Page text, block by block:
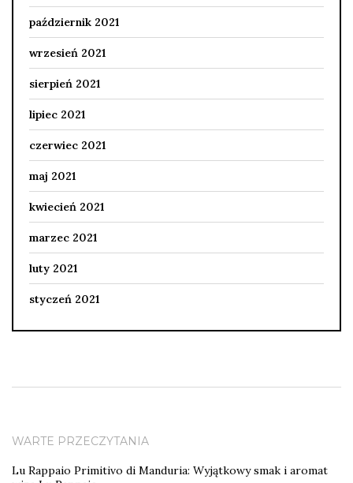
październik 2021
wrzesień 2021
sierpień 2021
lipiec 2021
czerwiec 2021
maj 2021
kwiecień 2021
marzec 2021
luty 2021
styczeń 2021
WARTE PRZECZYTANIA
Lu Rappaio Primitivo di Manduria: Wyjątkowy smak i aromat